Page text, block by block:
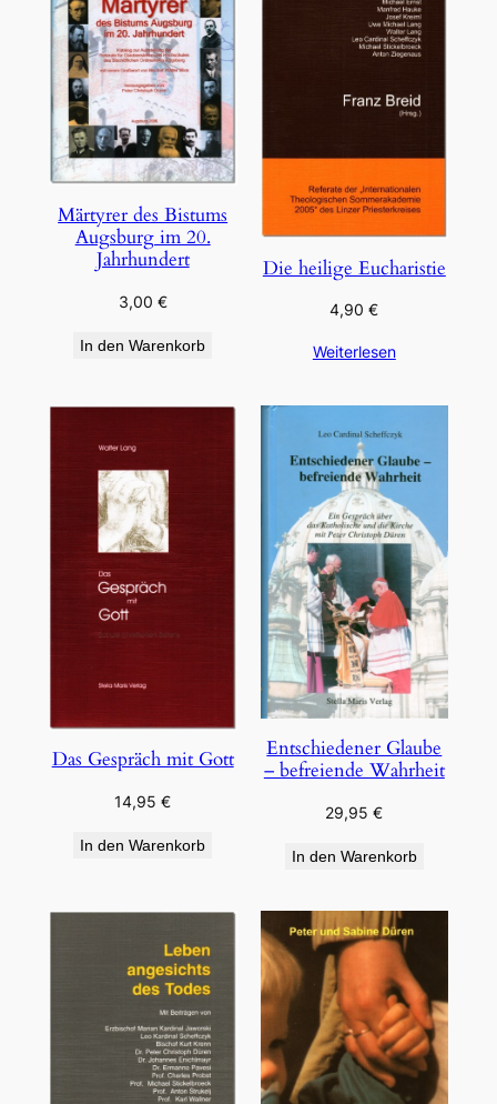
Märtyrer des Bistums
Augsburg im 20.
Jahrhundert
3,00 €
In den Warenkorb
Die heilige Eucharistie
4,90€
Weiterlesen
Das Gespräch mit Gott
14,95€
In den Warenkorb
Entschiedener Glaube
– befreiende Wahrheit
29,95€
In den Warenkorb